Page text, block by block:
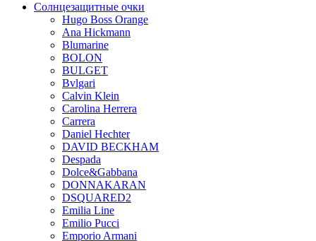
Солнцезащитные очки
Hugo Boss Orange
Ana Hickmann
Blumarine
BOLON
BULGET
Bvlgari
Calvin Klein
Carolina Herrera
Carrera
Daniel Hechter
DAVID BECKHAM
Despada
Dolce&Gabbana
DONNAKARAN
DSQUARED2
Emilia Line
Emilio Pucci
Emporio Armani